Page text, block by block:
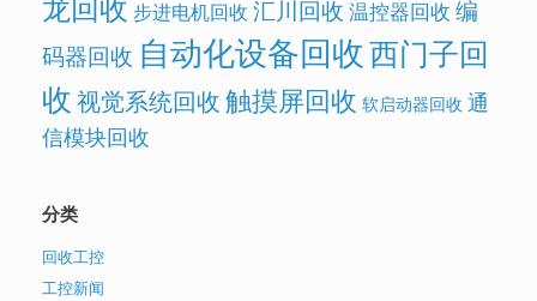
步进电机回收 汇川回收 温控器回收 编
码器回收 自动化设备回收西门子回
收视觉系统回收触摸屏回收 软启动器回收 通
信模块回收
分类
回收工控
工控新闻